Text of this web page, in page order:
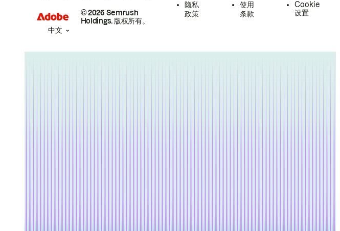
© 2026 Semrush
Holdings. 版权所有。
隐私
政策
使用
条款
Cookie
设置
中文